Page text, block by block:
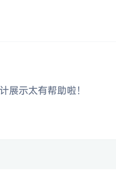
展示太有帮助啦！